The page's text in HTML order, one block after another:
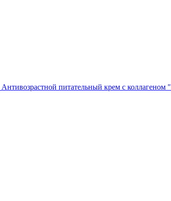
Антивозрастной питательный крем с коллагеном